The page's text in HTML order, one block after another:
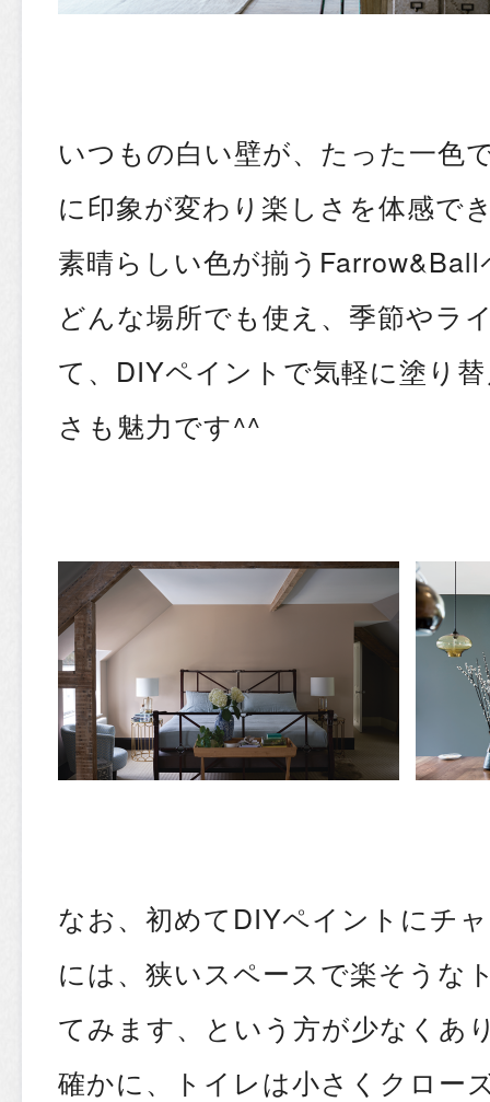
いつもの白い壁が、たった一色
に印象が変わり楽しさを体感で
素晴らしい色が揃う
どんな場所でも使え、季節やラ
て、DIYペイントで気軽に塗り
さも魅力です^^
なお、初めてDIYペイントにチ
には、狭いスペースで楽そうな
てみます、という方が少なくあ
確かに、トイレは小さくクロー